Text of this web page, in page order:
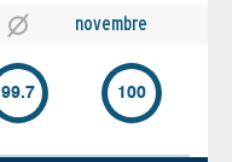
novembre
99.7 100